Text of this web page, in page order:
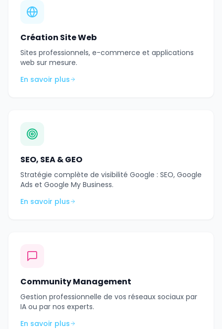
Création Site Web
Sites professionnels, e-commerce et applications
web sur mesure.
En savoir plus
SEO, SEA & GEO
Stratégie complète de visibilité Google : SEO, Google
Ads et Google My Business.
En savoir plus
Community Management
Gestion professionnelle de vos réseaux sociaux par
IA ou par nos experts.
En savoir plus